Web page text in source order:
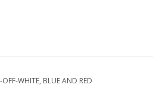
WHITE, BLUE AND RED